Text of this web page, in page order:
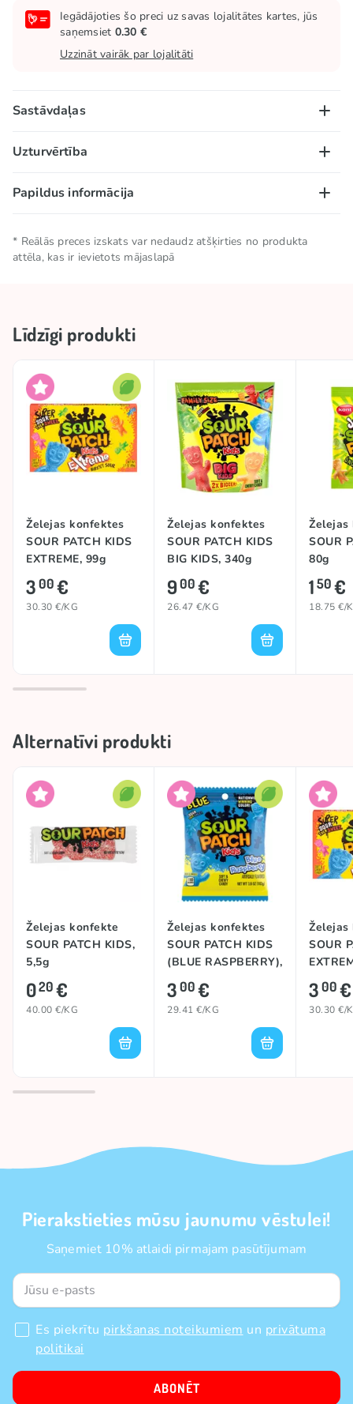
Iegādājoties šo preci uz savas lojalitātes kartes, jūs
saņemsiet 0.30 €
Uzzināt vairāk par lojalitāti
Sastāvdaļas
Cukurs, invertcukurs, kukurūzas sīrups, pārtikas
regulētāji (E334, E330); aromatizētāji, krāsvielas
(E110**, E129**, E102**, E133). *Satur ģenētiski
bērnu aktivitāti un uzmanību.
Uzturvērtība
100 g/ml:
90g, tostarp cukuri 80 g; šķiedrvielas – 0 g;
olbaltumvielas – 0g, sāls – 0,83g.
Papildus informācija
Neto daudzums 0.099 KG
nosacījumi
Kolekcijas
Skābums Skābs
Izcelsmes valsts Kanāda
* Reālās preces izskats var nedaudz atšķirties no produkta
attēla, kas ir ievietots mājaslapā
Līdzīgi produkti
Želejas konfektes
SOUR PATCH KIDS
EXTREME, 99g
300€
30.30 €/KG
Želejas konfektes
SOUR PATCH KIDS
BIG KIDS, 340g
900€
26.47 €/KG
Želejas
SOUR
80g
150€
18.75 €/
Alternatīvi produkti
Želejas konfekte
SOUR PATCH KIDS,
5,5g
020€
40.00 €/KG
Želejas konfektes
SOUR PATCH KIDS
(BLUE RASPBERRY),
102g
300€
29.41 €/KG
Želejas
SOUR
300€
30.30 €/
Pierakstieties mūsu jaunumu vēstulei!
Saņemiet 10% atlaidi pirmajam pasūtījumam
Es piekrītu pirkšanas noteikumiem un privātuma
politikai
ABONĒT